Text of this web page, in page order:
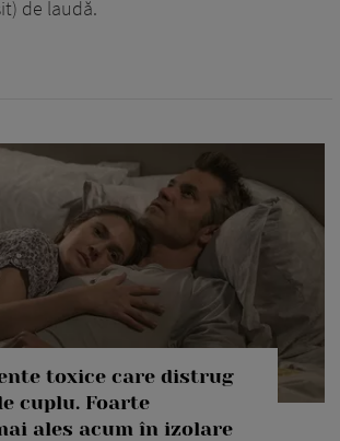
de laudă.
toxice care distrug
cuplu. Foarte
ales acum în izolare